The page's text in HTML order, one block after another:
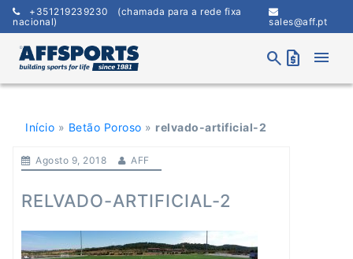
Skip
content
+351219239230 (chamada para a rede fixa
nacional)
sales@aff.pt
search request_quote menu
Início » Betão Poroso » relvado-artificial-2
Agosto 9, 2018 AFF
RELVADO-ARTIFICIAL-2